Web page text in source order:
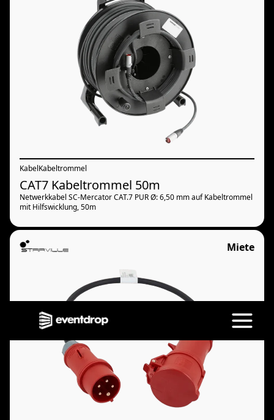
KabelKabeltrommel
CAT7 Kabeltrommel 50m
Netwerkkabel SC-Mercator CAT.7 PUR Ø: 6,50 mm auf Kabeltrommel
mit Hilfswicklung, 50m
Miete